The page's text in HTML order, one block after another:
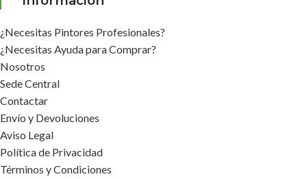
¿Necesitas Pintores Profesionales?
¿Necesitas Ayuda para Comprar?
Nosotros
Sede Central
Contactar
Envío y Devoluciones
Aviso Legal
Política de Privacidad
Términos y Condiciones